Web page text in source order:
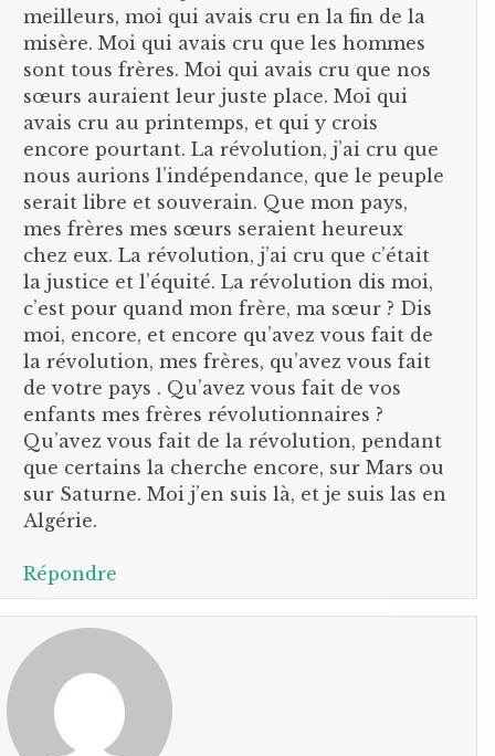
meilleurs, moi qui avais cru en la fin de la
misère. Moi qui avais cru que les hommes
sont tous frères. Moi qui avais cru que nos
sœurs auraient leur juste place. Moi qui
avais cru au printemps, et qui y crois
encore pourtant. La révolution, j’ai cru que
nous aurions l’indépendance, que le peuple
serait libre et souverain. Que mon pays,
mes frères mes sœurs seraient heureux
chez eux. La révolution, j’ai cru que c’était
la justice et l’équité. La révolution dis moi,
c’est pour quand mon frère, ma sœur ? Dis
moi, encore, et encore qu’avez vous fait de
la révolution, mes frères, qu’avez vous fait
de votre pays . Qu’avez vous fait de vos
enfants mes frères révolutionnaires ?
Qu’avez vous fait de la révolution, pendant
que certains la cherche encore, sur Mars ou
sur Saturne. Moi j’en suis là, et je suis las en
Algérie.
Répondre